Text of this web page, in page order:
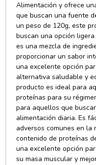
Alimentación y ofrece
que buscan una fuente
un peso de 120g, este
buscan una opción
es una mezcla de
proporcionar un sabor
una excelente opción
alternativa saludable y
producto es ideal para
proteínas para su
para aquellos que
alimentación diaria. Es
adversos comunes en la
contenido de proteínas
una excelente opción
su masa muscular y